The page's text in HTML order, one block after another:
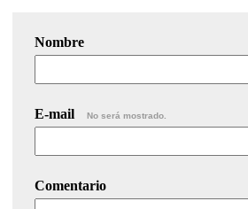
Nombre
E-mail No será mostrado.
Comentario